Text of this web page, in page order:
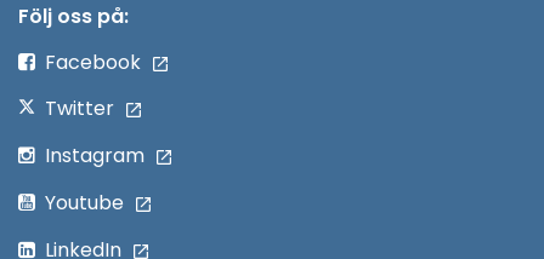
Följ oss på:
Facebook
Twitter
Instagram
Youtube
LinkedIn